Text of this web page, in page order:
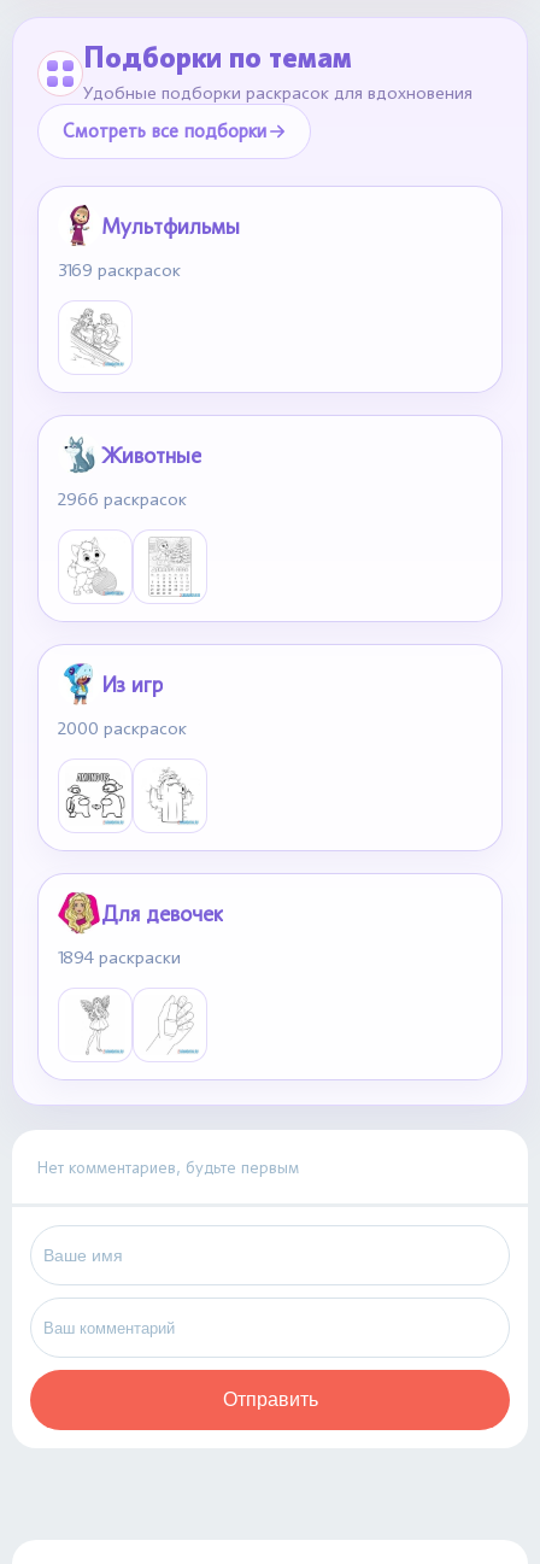
Подборки по темам
Удобные подборки раскрасок для вдохновения
Смотреть все подборки
Мультфильмы
3169 раскрасок
Животные
2966 раскрасок
Из игр
2000 раскрасок
Для девочек
1894 раскраски
Нет комментариев, будьте первым
Отправить